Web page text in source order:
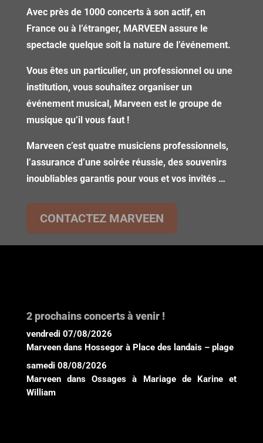
Avec près de 1000 concerts à son actif, en
France ou à l’étranger, MARVEEN assure le
spectacle quelque soit la nature de l’événement.
Vous êtes un particulier, un professionnel ou une
institution, vous souhaitez organiser un
événement musical, Marveen est le groupe de
musique qu’il vous faut !
Marveen c’est quatre musiciens professionnels,
l’assurance d’une soirée réussie, des souvenirs
inoubliables garantis pour vous et vos invités …
CONTACTEZ MARVEEN
2 prochains concerts à venir !
vendredi 07/08/2026
Marveen dans Hossegor à Place des landais – plage
samedi 08/08/2026
Marveen dans Ossages à
Mariage de Karine et
William